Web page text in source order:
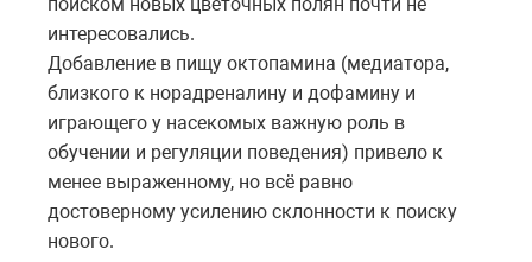
интересовались.
Добавление в пищу октопамина (медиатора,
близкого к норадреналину и дофамину и
играющего у насекомых важную роль в
обучении и регуляции поведения) привело к
менее выраженному, но всё равно
достоверному усилению склонности к поиску
нового.